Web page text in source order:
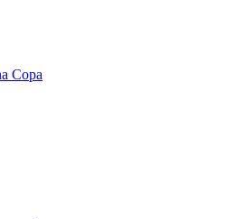
Copa